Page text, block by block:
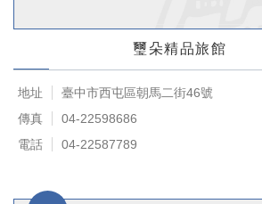
璽朵精品旅館
地址
臺中市西屯區朝馬二街46號
傳真
04-22598686
電話
04-22587789